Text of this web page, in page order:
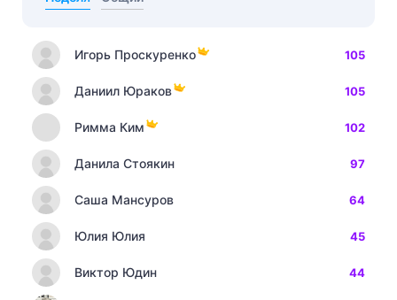
Игорь Проскуренко 105
Даниил Юраков 105
Римма Ким 102
Данила Стоякин 97
Саша Мансуров 64
Юлия Юлия 45
Виктор Юдин 44